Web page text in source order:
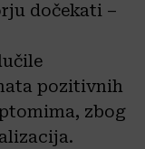
dočekati –
pozitivnih
zbog